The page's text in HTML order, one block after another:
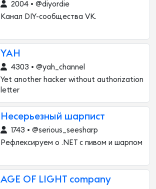
2004 • @diyordie
Канал DIY-сообщества VK.
YAH
4303 • @yah_channel
Yet another hacker without authorization
letter
Несерьезный шарпист
1743 • @serious_seesharp
Рефлексируем о .NET с пивом и шарпом
AGE OF LIGHT company